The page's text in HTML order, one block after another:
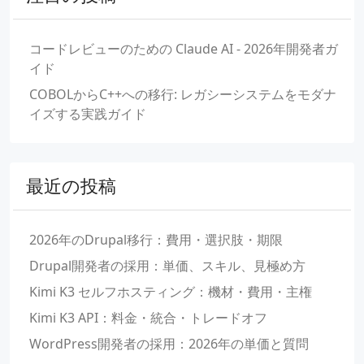
コードレビューのための Claude AI - 2026年開発者ガ
イド
COBOLからC++への移行: レガシーシステムをモダナ
イズする実践ガイド
最近の投稿
2026年のDrupal移行：費用・選択肢・期限
Drupal開発者の採用：単価、スキル、見極め方
Kimi K3 セルフホスティング：機材・費用・主権
Kimi K3 API：料金・統合・トレードオフ
WordPress開発者の採用：2026年の単価と質問